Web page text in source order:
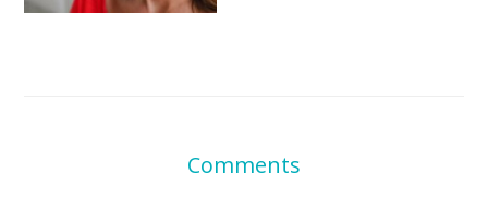
Comments